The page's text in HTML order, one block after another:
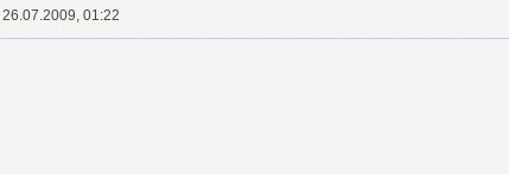
26.07.2009, 01:22